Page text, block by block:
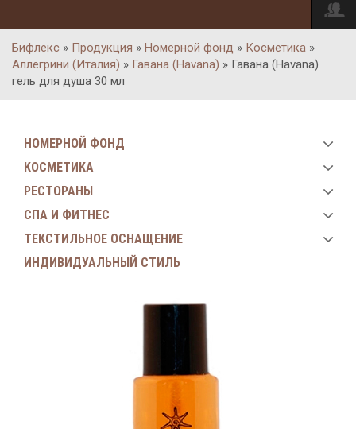
Бифлекс » Продукция » Номерной фонд » Косметика »
Аллегрини (Италия) » Гавана (Havana) » Гавана (Havana)
гель для душа 30 мл
НОМЕРНОЙ ФОНД
КОСМЕТИКА
РЕСТОРАНЫ
СПА И ФИТНЕС
ТЕКСТИЛЬНОЕ ОСНАЩЕНИЕ
ИНДИВИДУАЛЬНЫЙ СТИЛЬ